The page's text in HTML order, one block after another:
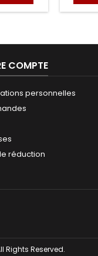
COMPTE
personnelles
réduction
Rights Reserved.